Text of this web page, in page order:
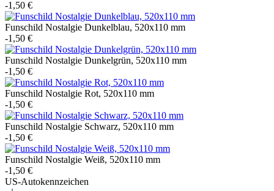
-1,50 €
Funschild Nostalgie Dunkelblau, 520x110 mm
-1,50 €
Funschild Nostalgie Dunkelgrün, 520x110 mm
-1,50 €
Funschild Nostalgie Rot, 520x110 mm
-1,50 €
Funschild Nostalgie Schwarz, 520x110 mm
-1,50 €
Funschild Nostalgie Weiß, 520x110 mm
-1,50 €
US-Autokennzeichen